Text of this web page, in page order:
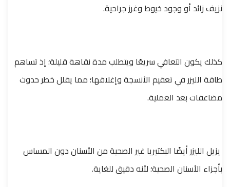
نزيف زائد أو وجود خيوط وغرز جراحية.
كذلك يكون التعافي سريعًا ويتطلب مدة نقاهة قليلة؛ إذ تساهم
طاقة الليزر في تعقيم الأنسجة وإغلاقها؛ مما يقلل خطر حدوث
مضاعفات بعد العملية.
يزيل الليزر أيضًا البكتيريا غير الصحية من الأسنان دون المساس
بأجزاء الأسنان الصحية؛ لأنه دقيق للغاية.